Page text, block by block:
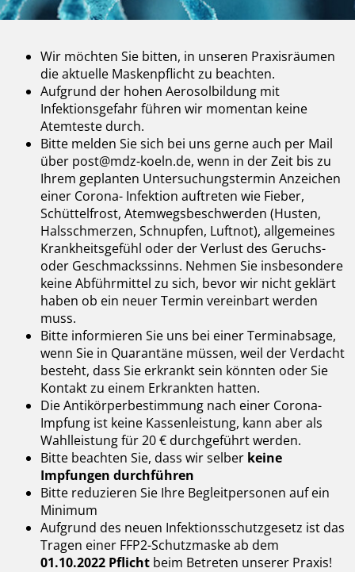
Wir möchten Sie bitten, in unseren Praxisräumen
die aktuelle Maskenpflicht zu beachten.
Aufgrund der hohen Aerosolbildung mit
Infektionsgefahr führen wir momentan keine
Atemteste durch.
Bitte melden Sie sich bei uns gerne auch per Mail
über post@mdz-koeln.de, wenn in der Zeit bis zu
Ihrem geplanten Untersuchungstermin Anzeichen
einer Corona- Infektion auftreten wie Fieber,
Schüttelfrost, Atemwegsbeschwerden (Husten,
Halsschmerzen, Schnupfen, Luftnot), allgemeines
Krankheitsgefühl oder der Verlust des Geruchs-
oder Geschmackssinns. Nehmen Sie insbesondere
keine Abführmittel zu sich, bevor wir nicht geklärt
haben ob ein neuer Termin vereinbart werden
muss.
Bitte informieren Sie uns bei einer Terminabsage,
wenn Sie in Quarantäne müssen, weil der Verdacht
besteht, dass Sie erkrankt sein könnten oder Sie
Kontakt zu einem Erkrankten hatten.
Die Antikörperbestimmung nach einer Corona-
Impfung ist keine Kassenleistung, kann aber als
Wahlleistung für 20 € durchgeführt werden.
Bitte beachten Sie, dass wir selber keine
Impfungen durchführen
Bitte reduzieren Sie Ihre Begleitpersonen auf ein
Minimum
Aufgrund des neuen Infektionsschutzgesetz ist das
Tragen einer FFP2-Schutzmaske ab dem
01.10.2022 Pflicht beim Betreten unserer Praxis!